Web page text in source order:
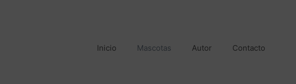
Inicio Mascotas Autor Contacto